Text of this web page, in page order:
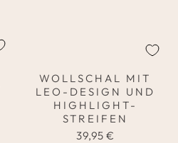
WOLLSCHAL MIT
LEO-DESIGN UND
HIGHLIGHT-
STREIFEN
39,95 €